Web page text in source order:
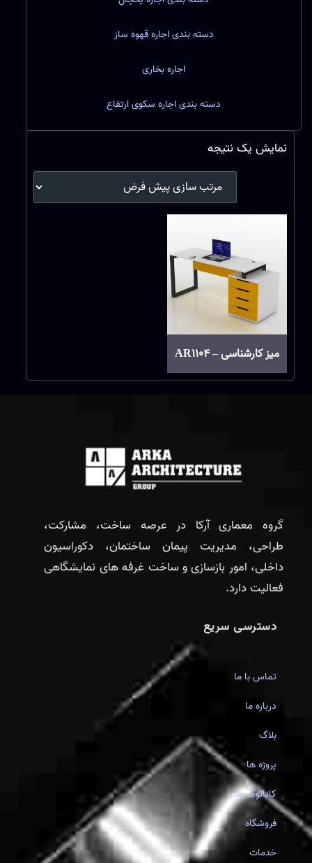
دسته بندی اجاره قهوه ساز
اجاره بخاری
دسته بندی اجاره سکوی ارتفاع
نمایش یک نتیجه
میز کارشناسی – AR1104
گروه معماری آرکا در عرصه ساخت، مشارکت،
طراحی، مدیریت پیمان ساختمان، دکوراسیون
داخلی، امور بازسازی و ساخت غرفه های نمایشگاهی
فعالیت دارد.
دسترسی سریع
تماس با ما
درباره ما
بلاگ
پروژه ها
کاتالوگ ها
فروشگاه
خدمات